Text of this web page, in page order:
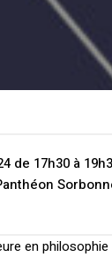
de 17h30 à
en philosophie